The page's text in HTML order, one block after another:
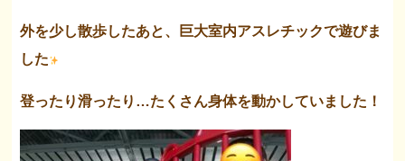
外を少し散歩したあと、巨大室内アスレチックで遊びま
した
登ったり滑ったり…たくさん身体を動かしていました！